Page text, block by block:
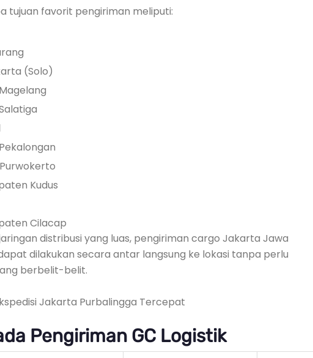
tujuan favorit pengiriman meliputi:
(Solo)
Kudus
Cilacap
distribusi yang luas, pengiriman cargo Jakarta Jawa
dilakukan secara antar langsung ke lokasi tanpa perlu
berbelit-belit.
Pengiriman GC Logistik